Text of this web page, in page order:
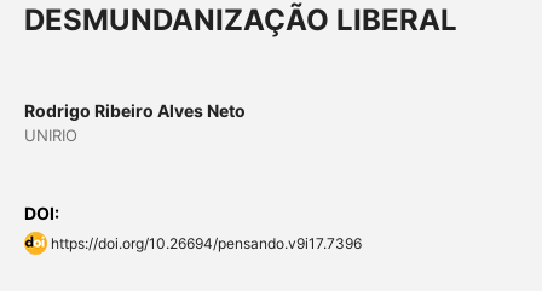
DESMUNDANIZAÇÃO LIBERAL
Rodrigo Ribeiro Alves Neto
UNIRIO
DOI:
https://doi.org/10.26694/pensando.v9i17.7396